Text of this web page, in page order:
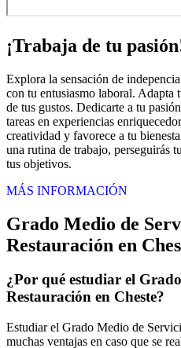
¡Trabaja de tu
Explora la sensación de
con tu entusiasmo laboral. Adapta
de tus gustos. Dedicarte a tu
tareas en experiencias
creatividad y favorece a tu
una rutina de trabajo, perseguirás
tus objetivos.
MÁS INFORMACIÓN
Grado Medio de
Restauración en
¿Por qué estudiar el
Restauración en Cheste?
Estudiar el Grado Medio de
muchas ventajas en caso que se